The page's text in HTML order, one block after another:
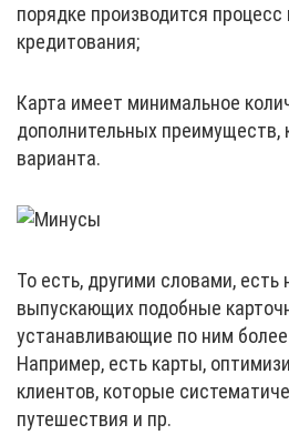
порядке производится
кредитования;
Карта имеет минимальное
дополнительных преимуществ,
варианта.
То есть, другими словами, есть
выпускающих подобные
устанавливающие по ним
Например, есть карты,
клиентов, которые
путешествия и пр.